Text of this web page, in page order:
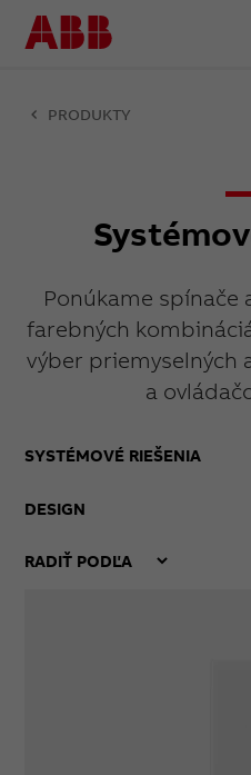
PRODUKTY
Ponúkame spínače
farebných
výber priemyselných
a
SYSTÉMOVÉ RIEŠENIA
DESIGN